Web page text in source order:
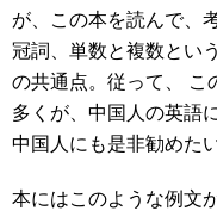
が、この本を読んで、
冠詞、単数と複数とい
の共通点。従って、 こ
多くが、中国人の英語
中国人にも是非勧めた
本にはこのような例文